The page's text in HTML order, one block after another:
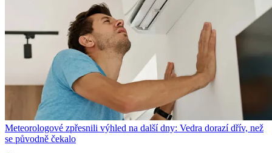
Meteorologové zpřesnili výhled na další dny: Vedra dorazí dřív, než
se původně čekalo